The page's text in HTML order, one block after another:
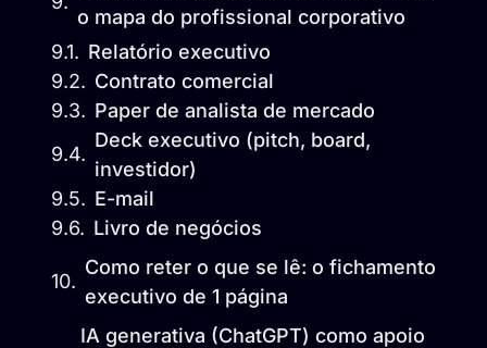
o mapa do profissional corporativo
Relatório executivo
Contrato comercial
Paper de analista de mercado
Deck executivo (pitch, board,
investidor)
E-mail
Livro de negócios
Como reter o que se lê: o fichamento
executivo de 1 página
IA generativa (ChatGPT) como apoio